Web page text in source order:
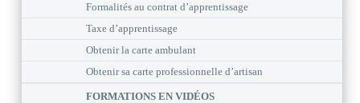
Formalités au contrat d’apprentissage
Taxe d’apprentissage
Obtenir la carte ambulant
Obtenir sa carte professionnelle d’artisan
FORMATIONS EN VIDÉOS